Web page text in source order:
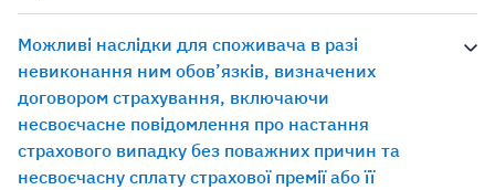
Можливі наслідки для споживача в разі
невиконання ним обов’язків, визначених
договором страхування, включаючи
несвоєчасне повідомлення про настання
страхового випадку без поважних причин та
несвоєчасну сплату страхової премії або її